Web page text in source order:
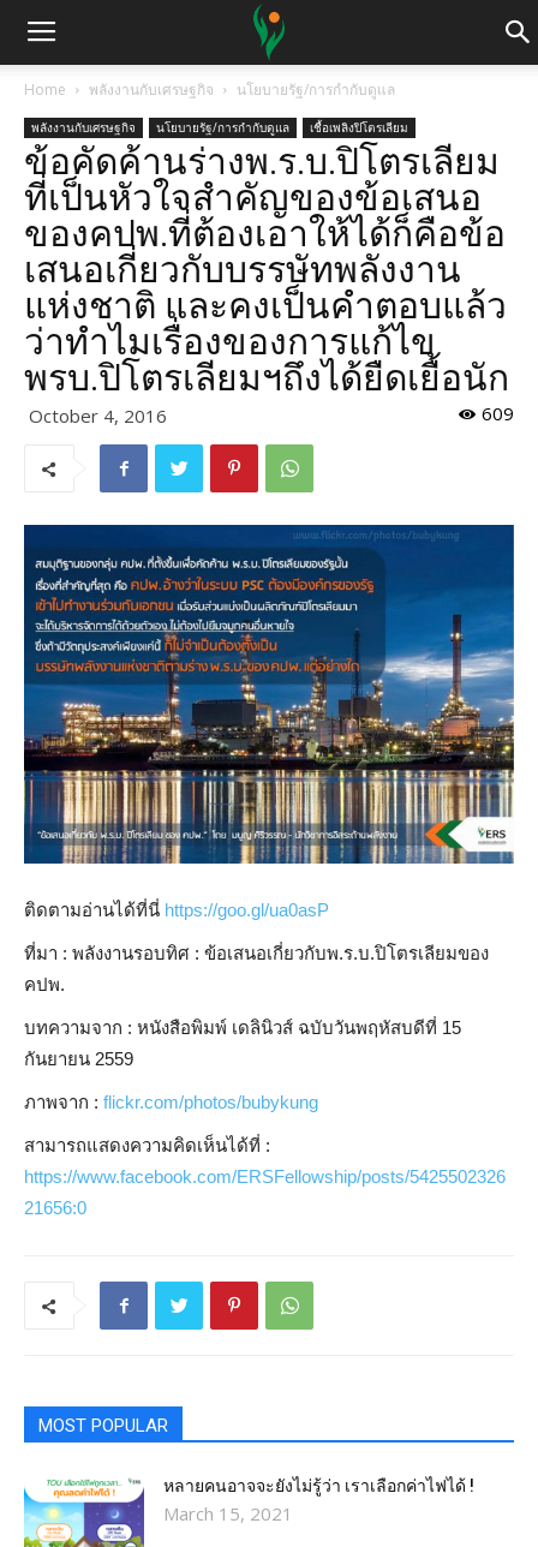
Home พลังงานกับเศรษฐกิจ นโยบายรัฐ/การกำกับดูแล
พลังงานกับเศรษฐกิจ นโยบายรัฐ/การกำกับดูแล เชื้อเพลิงปิโตรเลียม
ข้อคัดค้านร่างพ.ร.บ.ปิโตรเลียม
ที่เป็นหัวใจสำคัญของข้อเสนอ
ของคปพ.ที่ต้องเอาให้ได้ก็คือข้อ
เสนอเกี่ยวกับบรรษัทพลังงาน
แห่งชาติ และคงเป็นคำตอบแล้ว
ว่าทำไมเรื่องของการแก้ไข
พรบ.ปิโตรเลียมฯถึงได้ยืดเยื้อนัก
October 4, 2016 609
ติดตามอ่านได้ที่นี่ https://goo.gl/ua0asP
ที่มา : พลังงานรอบทิศ : ข้อเสนอเกี่ยวกับพ.ร.บ.ปิโตรเลียมของ
คปพ.
บทความจาก : หนังสือพิมพ์ เดลินิวส์ ฉบับวันพฤหัสบดีที่ 15
กันยายน 2559
ภาพจาก : flickr.com/photos/bubykung
สามารถแสดงความคิดเห็นได้ที่ :
https://www.facebook.com/ERSFellowship/posts/5425502326
21656:0
MOST POPULAR
หลายคนอาจจะยังไม่รู้ว่า เราเลือกค่าไฟได้ !
March 15, 2021